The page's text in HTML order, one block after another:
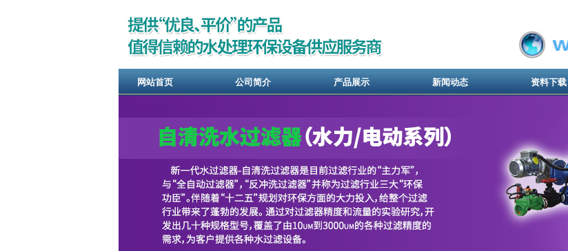
网站首页 公司简介 产品展示 新闻动态 资料下载